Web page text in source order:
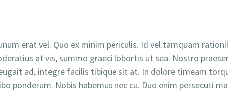
erat vel. Quo ex minim periculis. Id vel tamquam
at vis, summo graeci lobortis ut sea. Nostro
ad, integre facilis tibique sit at. In dolore timeam
ponderum. Nobis habemus nec cu. Duo enim persecuti